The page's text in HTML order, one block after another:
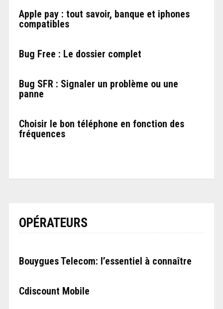
Apple pay : tout savoir, banque et iphones
compatibles
Bug Free : Le dossier complet
Bug SFR : Signaler un problème ou une
panne
Choisir le bon téléphone en fonction des
fréquences
OPÉRATEURS
Bouygues Telecom: l’essentiel à connaître
Cdiscount Mobile